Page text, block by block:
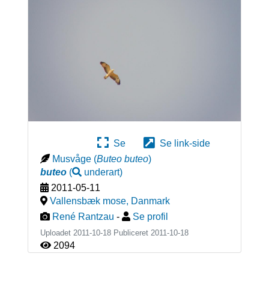
Se
Se link-side
Musvåge (Buteo buteo)
buteo( underart)
2011-05-11
Vallensbæk mose, Danmark
René Rantzau - Se profil
Uploadet 2011-10-18 Publiceret 2011-10-18
2094